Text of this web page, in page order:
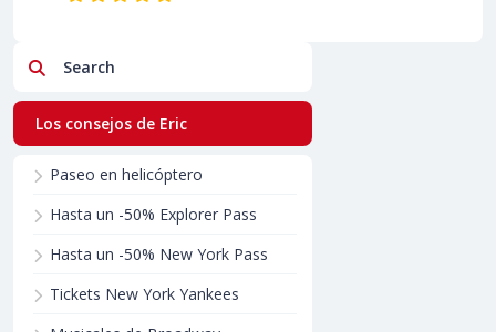
Search
Los consejos de Eric
Paseo en helicóptero
Hasta un -50% Explorer Pass
Hasta un -50% New York Pass
Tickets New York Yankees